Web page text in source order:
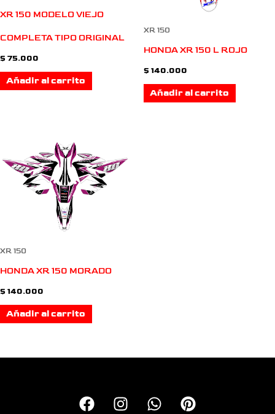
XR 150 MODELO VIEJO
COMPLETA TIPO ORIGINAL
$ 75.000
Añadir al carrito
XR 150
HONDA XR 150 L ROJO
$ 140.000
Añadir al carrito
XR 150
HONDA XR 150 MORADO
$ 140.000
Añadir al carrito